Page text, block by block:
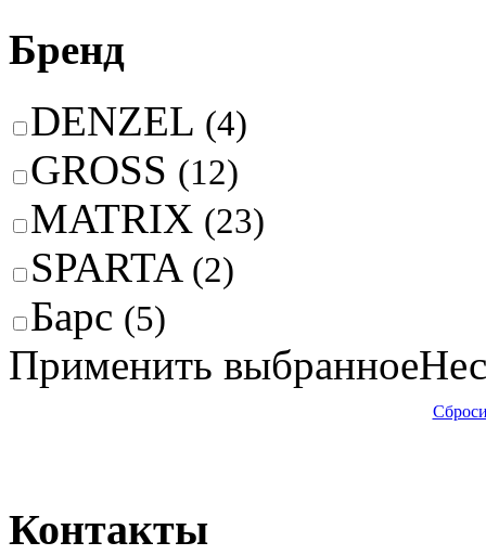
Бренд
DENZEL (4)
GROSS (12)
MATRIX (23)
SPARTA (2)
Барс (5)
Применить выбранное
Контакты